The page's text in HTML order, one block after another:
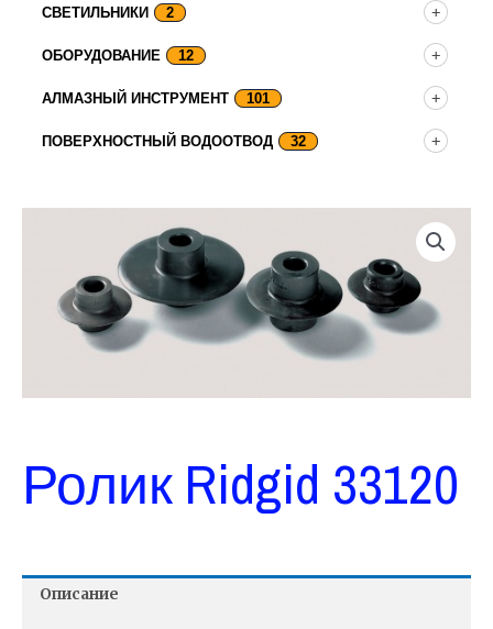
СВЕТИЛЬНИКИ 2
ОБОРУДОВАНИЕ 12
АЛМАЗНЫЙ ИНСТРУМЕНТ 101
ПОВЕРХНОСТНЫЙ ВОДООТВОД 32
Ролик Ridgid 33120
Описание